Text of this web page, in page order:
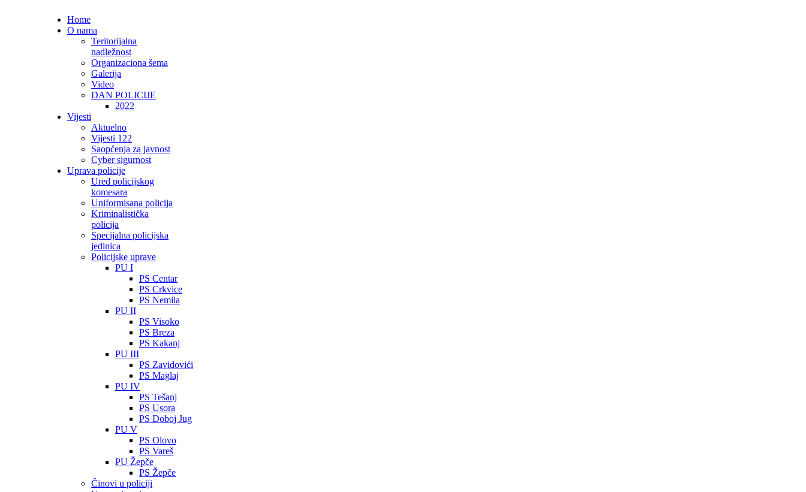
Home
O nama
Teritorijalna
nadležnost
Organizaciona šema
Galerija
Video
DAN POLICIJE
2022
Vijesti
Aktuelno
Vijesti 122
Saopćenja za javnost
Cyber sigurnost
Uprava policije
Ured policijskog
komesara
Uniformisana policija
Kriminalistička
policija
Specijalna policijska
jedinica
Policijske uprave
PU I
PS Centar
PS Crkvice
PS Nemila
PU II
PS Visoko
PS Breza
PS Kakanj
PU III
PS Zavidovići
PS Maglaj
PU IV
PS Tešanj
PS Usora
PS Doboj Jug
PU V
PS Olovo
PS Vareš
PU Žepče
PS Žepče
Činovi u policiji